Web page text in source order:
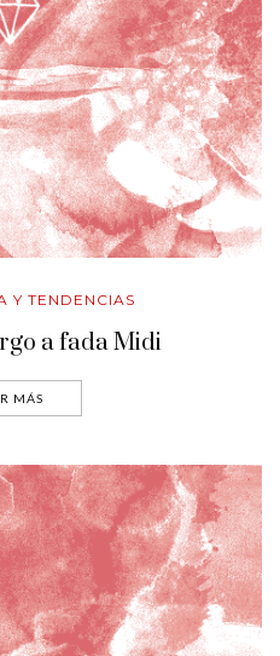
Y TENDENCIAS
a fada Midi
MÁS